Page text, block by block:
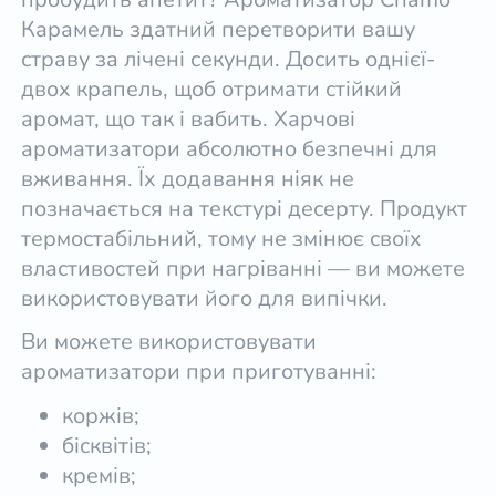
Карамель здатний перетворити вашу
страву за лічені секунди. Досить однієї-
двох крапель, щоб отримати стійкий
аромат, що так і вабить. Харчові
ароматизатори абсолютно безпечні для
вживання. Їх додавання ніяк не
позначається на текстурі десерту. Продукт
термостабільний, тому не змінює своїх
властивостей при нагріванні — ви можете
використовувати його для випічки.
Ви можете використовувати
ароматизатори при приготуванні:
коржів;
бісквітів;
кремів;